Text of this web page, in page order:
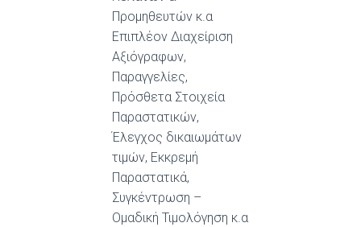
Προμηθευτών κ.α
Επιπλέον Διαχείριση
Αξιόγραφων,
Παραγγελίες,
Πρόσθετα Στοιχεία
Παραστατικών,
Έλεγχος δικαιωμάτων
τιμών, Εκκρεμή
Παραστατικά,
Συγκέντρωση –
Ομαδική Τιμολόγηση κ.α